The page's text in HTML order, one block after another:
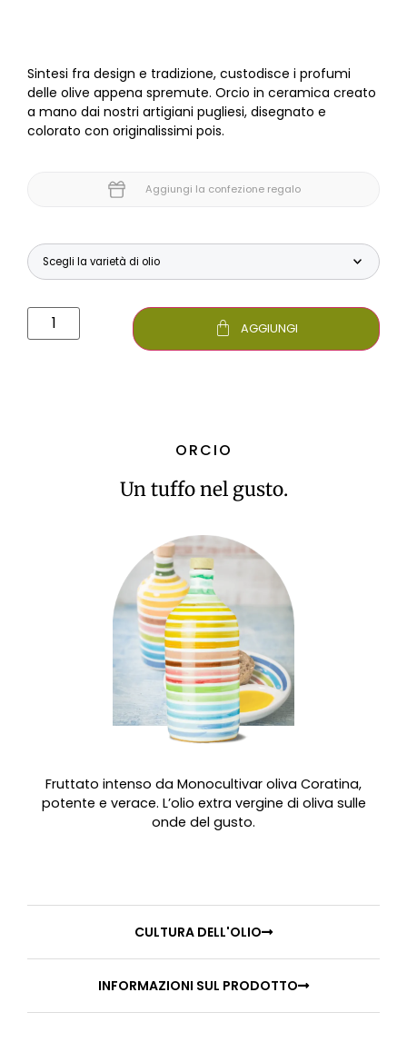
Sintesi fra design e tradizione, custodisce i profumi
delle olive appena spremute. Orcio in ceramica creato
a mano dai nostri artigiani pugliesi, disegnato e
colorato con originalissimi pois.
Aggiungi la confezione regalo
AGGIUNGI
ORCIO
Un tuffo nel gusto.
Fruttato intenso da Monocultivar oliva Coratina,
potente e verace. L’olio extra vergine di oliva sulle
onde del gusto.
CULTURA DELL'OLIO
INFORMAZIONI SUL PRODOTTO